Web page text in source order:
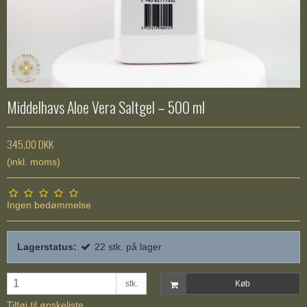
Middelhavs Aloe Vera Saltgel – 500 ml
345,00 DKK
(inkl. moms)
Ingen bedømmelse
Lagerstatus: 22 stk. på lager
stk. Køb